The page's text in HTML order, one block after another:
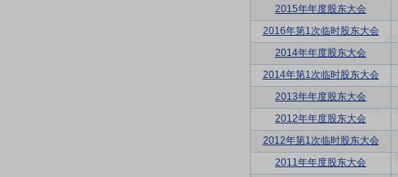
2015年年度股东大会
2016年第1次临时股东大会
2014年年度股东大会
2014年第1次临时股东大会
2013年年度股东大会
2012年年度股东大会
2012年第1次临时股东大会
2011年年度股东大会